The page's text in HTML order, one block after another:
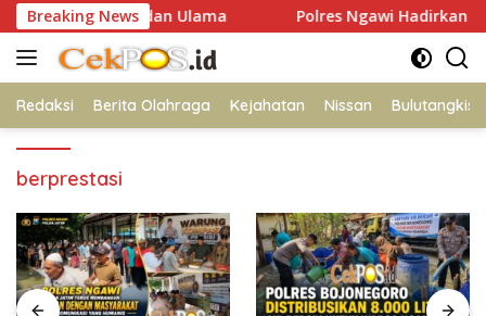
Langsung
ke
konten
Breaking News
Polri dan Ulama Polres Ngawi Hadirkan Warung
Redaksi Berita Olahraga Kejahatan Nissan Bulutangkis
berprestasi